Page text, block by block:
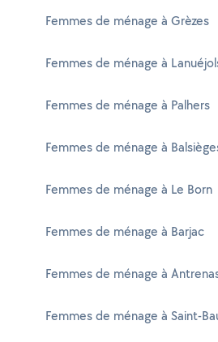
Femmes de ménage à Grèzes
Femmes de ménage à
Femmes de ménage à Palhers
Femmes de ménage à
Femmes de ménage à Le Born
Femmes de ménage à Barjac
Femmes de ménage à
Femmes de ménage à Saint-